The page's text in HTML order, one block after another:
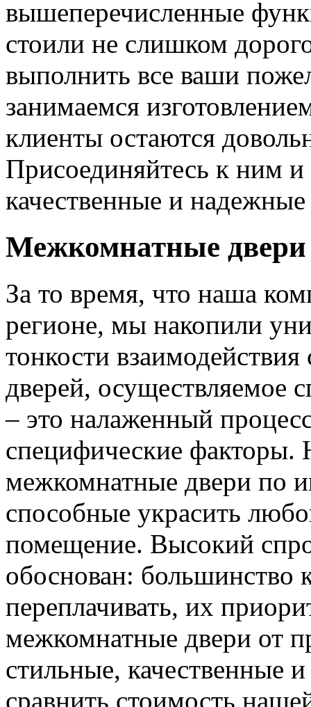
вышеперечисленные
стоили не слишком
выполнить все ваши
занимаемся
клиенты остаются
Присоединяйтесь к ним
качественные и
Межкомнатные двери
За то время, что наша
регионе, мы накопили
тонкости
дверей, осуществляемое
– это налаженный
специфические
межкомнатные двери по
способные украсить
помещение. Высокий
обоснован: большинство
переплачивать, их
межкомнатные двери от
стильные, качественные
сравнить стоимость